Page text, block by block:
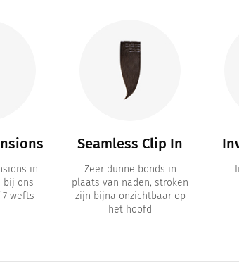
in
bij ons
wefts
Seamless Clip In
Zeer dunne bonds in
plaats van naden, stroken
zijn bijna onzichtbaar op
het hoofd